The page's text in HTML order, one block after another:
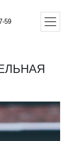
59